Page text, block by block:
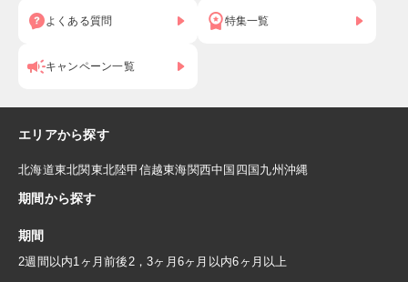
よくある質問 特集一覧
キャンペーン一覧
エリアから探す
北海道東北関東北陸甲信越東海関西中国 四国 九州 沖縄
期間から探す
期間
2週間以内1ヶ月前後2，3ヶ月 6ヶ月以内6ヶ月以上